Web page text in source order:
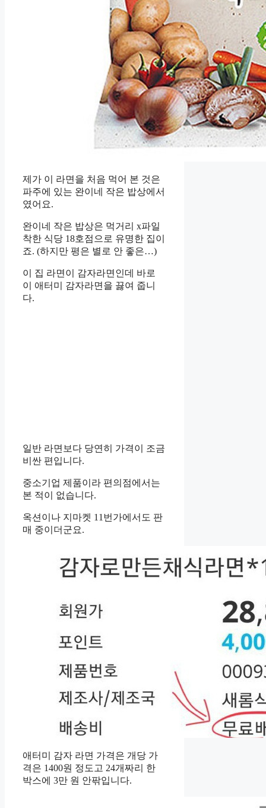
제가 이 라면을 처음 먹어 본 것은
파주에 있는 완이네 작은 밥상에서
였어요.
완이네 작은 밥상은 먹거리 x파일
착한 식당 18호점으로 유명한 집이
죠. (하지만 평은 별로 안 좋은…)
이 집 라면이 감자라면인데 바로
이 애터미 감자라면을 끓여 줍니
다.
일반 라면보다 당연히 가격이 조금
비싼 편입니다.
중소기업 제품이라 편의점에서는
본 적이 없습니다.
옥션이나 지마켓 11번가에서도 판
매 중이더군요.
애터미 감자 라면 가격은 개당 가
격은 1400원 정도고 24개짜리 한
박스에 3만 원 안팎입니다.